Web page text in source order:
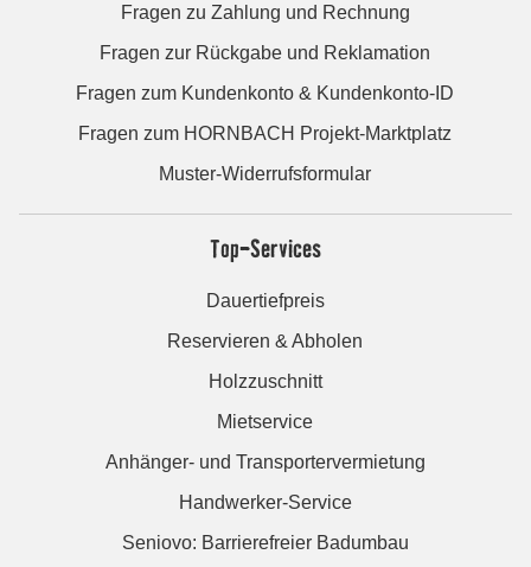
Fragen zu Zahlung und Rechnung
Fragen zur Rückgabe und Reklamation
Fragen zum Kundenkonto & Kundenkonto-ID
Fragen zum HORNBACH Projekt-Marktplatz
Muster-Widerrufsformular
Top-Services
Dauertiefpreis
Reservieren & Abholen
Holzzuschnitt
Mietservice
Anhänger- und Transportervermietung
Handwerker-Service
Seniovo: Barrierefreier Badumbau